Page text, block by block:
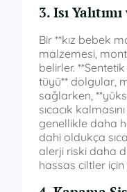
3. Isı
Bir **kız bebek
malzemesi,
belirler.
tüyü** dolgular,
sağlarken,
sıcacık
genellikle daha
dahi oldukça
alerji riski daha
hassas ciltler